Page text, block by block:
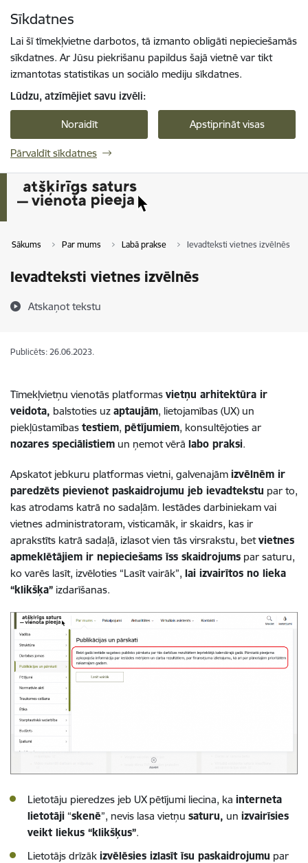
Sīkdatnes
Lai šī tīmekļvietne darbotos, tā izmanto obligāti nepieciešamās
sīkdatnes. Ar Jūsu piekrišanu papildus šajā vietnē var tikt
izmantotas statistikas un sociālo mediju sīkdatnes.
Lūdzu, atzīmējiet savu izvēli:
Noraidīt Apstiprināt visas
Pārvaldīt sīkdatnes
Sākums Par mums Labā prakse Ievadteksti vietnes izvēlnēs
Ievadteksti vietnes izvēlnēs
Atskaņot tekstu
Publicēts: 26.06.2023.
Tīmekļvietņu vienotās platformas vietņu arhitektūra ir
veidota, balstoties uz aptaujām, lietojamības (UX) un
piekļūstamības testiem, pētījumiem, konsultējoties ar
nozares speciālistiem un ņemot vērā labo praksi.
Apskatot jebkuru platformas vietni, galvenajām izvēlnēm ir
paredzēts pievienot paskaidrojumu jeb ievadtekstu par to,
kas atrodams katrā no sadaļām. Iestādes darbiniekam vai
vietnes administratoram, visticamāk, ir skaidrs, kas ir
aprakstīts katrā sadaļā, izlasot vien tās virsrakstu, betvietnes
apmeklētājiem ir nepieciešams īss skaidrojums par saturu,
ko varēs lasīt, izvēloties “Lasīt vairāk”, lai izvairītos no lieka
“klikšķa” izdarīšanas.
Lietotāju pieredzes jeb UX pētījumi liecina, ka interneta
lietotāji “skenē”, nevis lasa vietņu saturu, un izvairīsies
veikt liekus “klikšķus”.
Lietotājs drīzāk izvēlēsies izlasīt īsu paskaidrojumu par